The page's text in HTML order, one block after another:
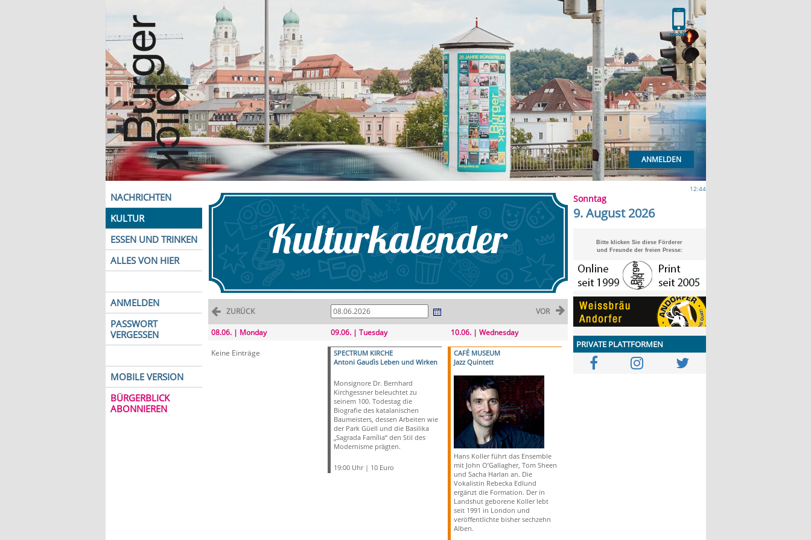
ANMELDEN
NACHRICHTEN
KULTUR
ESSEN UND TRINKEN
ALLES VON HIER
ANMELDEN
PASSWORT
VERGESSEN
MOBILE VERSION
BÜRGERBLICK
ABONNIEREN
ZURÜCK VOR
08.06. | Monday
Keine Einträge
09.06. | Tuesday
SPECTRUM KIRCHE
Antoni Gaudìs Leben und Wirken
Monsignore Dr. Bernhard
Kirchgessner beleuchtet zu
seinem 100. Todestag die
Biografie des katalanischen
Baumeisters, dessen Arbeiten wie
der Park Güell und die Basilika
„Sagrada Família“ den Stil des
Modernisme prägten.
19:00 Uhr | 10 Euro
10.06. | Wednesday
CAFÉ MUSEUM
Jazz Quintett
Hans Koller führt das Ensemble
mit John O’Gallagher, Tom Sheen
und Sacha Harlan an. Die
Vokalistin Rebecka Edlund
ergänzt die Formation. Der in
Landshut geborene Koller lebt
seit 1991 in London und
veröffentlichte bisher sechzehn
Alben.
12:44
Sonntag
9. August 2026
Bitte klicken Sie diese Förderer
und Freunde der freien Presse:
PRIVATE PLATTFORMEN